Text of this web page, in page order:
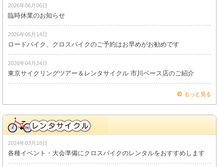
2026年06月06日
臨時休業のお知らせ
2026年05月14日
ロードバイク、クロスバイクのご予約はお早めがお勧めです
2026年04月24日
東京サイクリングツアー＆レンタサイクル 市川ベース店のご紹介
もっと見る
2024年03月18日
各種イベント・大会準備にクロスバイクのレンタルをおすすめします